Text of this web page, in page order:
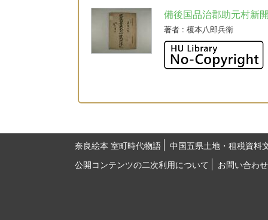
備後国品治郡助元村新
著者 : 榎本八郎兵衛
奈良絵本 室町時代物語
中国五県土地・租税資料
公開コンテンツの二次利用について
お問い合わせ